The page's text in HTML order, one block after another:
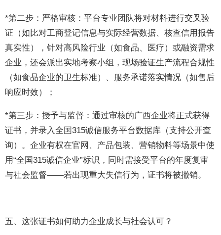
*第二步：严格审核：平台专业团队将对材料进行交叉验
证（如比对工商登记信息与实际经营数据、核查信用报告
真实性），针对高风险行业（如食品、医疗）或融资需求
企业，还会派出实地考察小组，现场验证生产流程合规性
（如食品企业的卫生标准）、服务承诺落实情况（如售后
响应时效）；
*第三步：授予与监督：通过审核的广西企业将正式获得
证书，并录入全国315诚信服务平台数据库（支持公开查
询）。企业有权在官网、产品包装、营销物料等场景中使
用“全国315诚信企业”标识，同时需接受平台的年度复审
与社会监督——若出现重大失信行为，证书将被撤销。
五、这张证书如何助力企业成长与社会认可？